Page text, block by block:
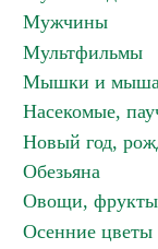
Мужчины
Мультфильмы
Мышки и
Насекомые,
Новый год,
Обезьяна
Овощи,
Осенние цветы